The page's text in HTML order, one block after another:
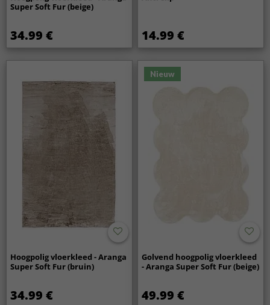
Super Soft Fur (beige)
34.99 € 14.99 €
Hoogpolig vloerkleed - Aranga
Super Soft Fur (bruin)
34.99 €
Nieuw
Golvend hoogpolig vloerkleed
- Aranga Super Soft Fur (beige)
49.99 €